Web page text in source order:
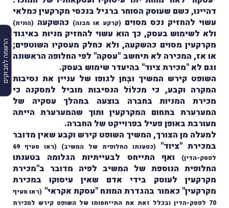
הרשמה למבזקים
דהיינו, כשם שעוסק הסוחר ברגיל בנכסי מקרקעין כמלאי
עשוי להחזיק נכס מסוים (קרקע או מבנה) כהשקעה (הונית)
ולא לשימוש בעסק, כך הוא עשוי להחזיק מניות באיגוד
מקרקעין מסוים כהשקעה, ולא כחלק מעסקיו השוטפים;
או אז, המכירה לא תיחשב "עסקה" לפי החלופה הראשונה
וגם לא "מכירת ציוד" בהיעדר שימוש בעסק.
השופט קירש המשיך ובָּחן לגופו של עניין את נסיבות
המקרה וקבע, כי מכלוֹל הנסיבות מוביל למסקנה כי
מכירת המניות בחברה בוצעה במהלך עסקיה של
המערערת בתחום המקרקעין ותוך שהמערערת הייתה
מעורבת באופן פעיל בפרוייקט של החברה.
למעלה מן הצורך, המשיך השופט קירש וקבע שאין מדובר
במכירת "ציוד"
(כטענתו החלופית של המשיב)
(ראו סעיף 69
לפסק-הדין)
ואף התייחס לבעייתיות הגלומה בטענתו
החלופית הנוספת של המשיב לפיה מדובר ב"מכירת
מקרקעין לעוסק בידי אדם שאין עיסוקו במכירת
מקרקעין" כאמור בהגדרת המונח "עסקת אקראי" (ראו סעיף
70 לפסק-הדין ובכלל זאת את התייחסותו של השופט קירש למכירת